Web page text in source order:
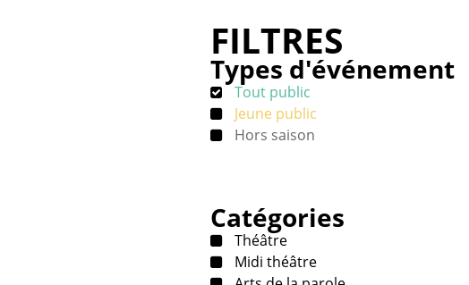
FILTRES
Types d'événement
Tout public
Jeune public
Hors saison
Catégories
Théâtre
Midi théâtre